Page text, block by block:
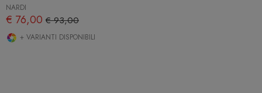
NARDI
€ 76,00 € 93,00
+ VARIANTI DISPONIBILI